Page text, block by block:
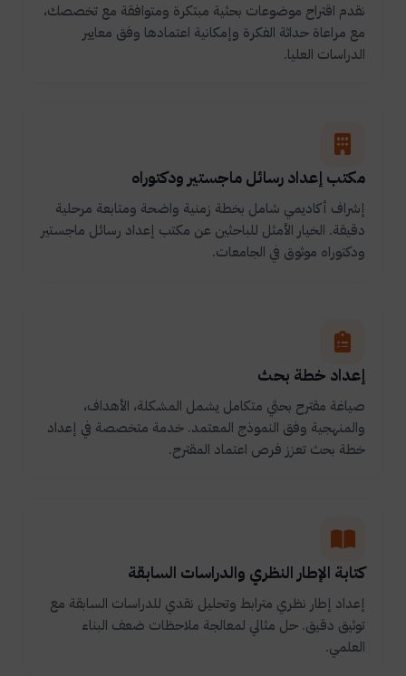
نقدم اقتراح موضوعات بحثية مبتكرة ومتوافقة مع تخصصك،
مع مراعاة حداثة الفكرة وإمكانية اعتمادها وفق معايير
الدراسات العليا.
مكتب إعداد رسائل ماجستير ودكتوراه
إشراف أكاديمي شامل بخطة زمنية واضحة ومتابعة مرحلية
دقيقة. الخيار الأمثل للباحثين عن مكتب إعداد رسائل ماجستير
ودكتوراه موثوق في الجامعات.
إعداد خطة بحث
صياغة مقترح بحثي متكامل يشمل المشكلة، الأهداف،
والمنهجية وفق النموذج المعتمد. خدمة متخصصة في إعداد
خطة بحث تعزز فرص اعتماد المقترح.
كتابة الإطار النظري والدراسات السابقة
إعداد إطار نظري مترابط وتحليل نقدي للدراسات السابقة مع
توثيق دقيق. حل مثالي لمعالجة ملاحظات ضعف البناء
العلمي.